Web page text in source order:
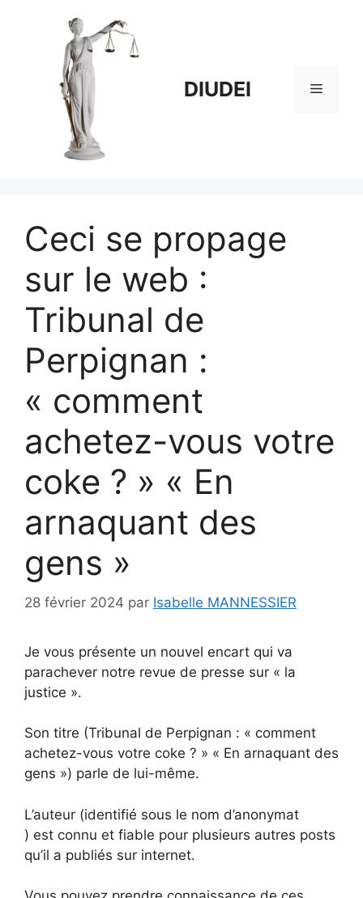
DIUDEI Menu
Ceci se propage
sur le web :
Tribunal de
Perpignan :
« comment
achetez-vous votre
coke ? » « En
arnaquant des
gens »
28 février 2024 par Isabelle MANNESSIER
Je vous présente un nouvel encart qui va
parachever notre revue de presse sur « la
justice ».
Son titre (Tribunal de Perpignan : « comment
achetez-vous votre coke ? » « En arnaquant des
gens ») parle de lui-même.
L’auteur (identifié sous le nom d’anonymat
) est connu et fiable pour plusieurs autres posts
qu’il a publiés sur internet.